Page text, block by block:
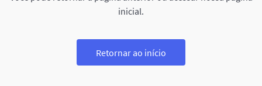
inicial.
Retornar ao início